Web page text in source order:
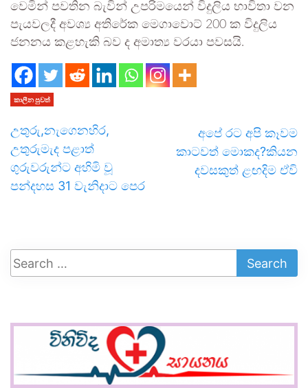
වෙමින් පවතින බැවින් උපරිමයෙන් විදුලිය භාවිතා වන
පැයවලදී අවශ්‍ය අතිරේක මෙගාවොට් 200 ක විදුලිය
ජනනය කළහැකි බව ද අමාත්‍ය වරයා පවසයි.
කාලීන පුවත්
උතුරු,නැගෙනහිර,
උතුරුමැද පළාත්
ගුරුවරුන්ට අහිමි වූ
පන්දහස 31 වැනිදාට පෙර
අපේ රට අපි කෑවම
කාටවත් මොකද?කියන
දවසකුත් ළඟදිම ඒවි